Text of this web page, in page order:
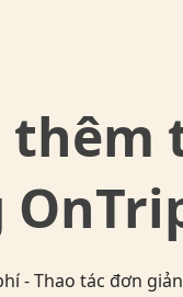
thêm
- Thao tác đơn